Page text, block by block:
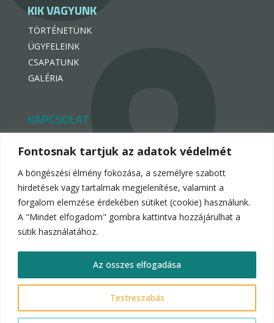
Fontosnak tartjuk az adatok védelmét
A böngészési élmény fokozása, a személyre szabott
hirdetések vagy tartalmak megjelenítése, valamint a
forgalom elemzése érdekében sütiket (cookie) használunk.
A "Mindet elfogadom" gombra kattintva hozzájárulhat a
sütik használatához.
Testreszabás
Az összes elfogadása
KIK VAGYUNK
TÖRTÉNETÜNK
ÜGYFELEINK
CSAPATUNK
GALÉRIA
KAPCSOLAT
 Office
 LinkedIn
Hotelpremio Group 2024.
Adatvédelmi és adatkezelési nyilatkozat